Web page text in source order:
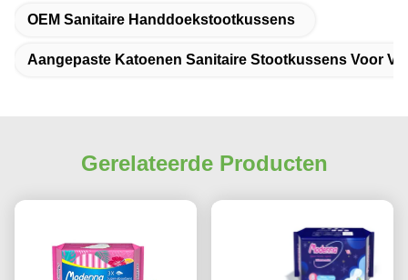
OEM Sanitaire Handdoekstootkussens
Aangepaste Katoenen Sanitaire Stootkussens Voor
Gerelateerde Producten